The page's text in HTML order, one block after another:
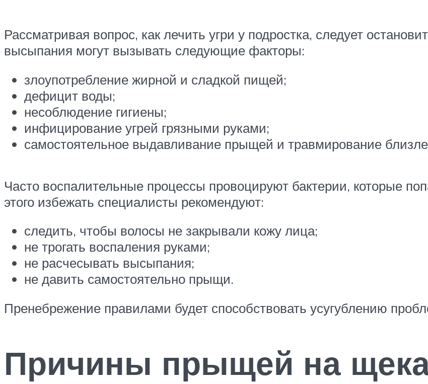
Рассматривая вопрос, как лечить угри у подростка, следует
высыпания могут вызывать следующие факторы:
злоупотребление жирной и сладкой пищей;
дефицит воды;
несоблюдение гигиены;
инфицирование угрей грязными руками;
самостоятельное выдавливание прыщей и травмирование
Часто воспалительные процессы провоцируют бактерии, которые
этого избежать специалисты рекомендуют:
следить, чтобы волосы не закрывали кожу лица;
не трогать воспаления руками;
не расчесывать высыпания;
не давить самостоятельно прыщи.
Пренебрежение правилами будет способствовать усугублению
Причины прыщей на